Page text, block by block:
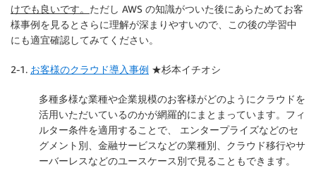
けでも良いです。 ただし AWS の知識がついた後にあらためてお客
様事例を見るとさらに理解が深まりやすいので、この後の学習中
にも適宜確認してみてください。
2-1. お客様のクラウド導入事例 ★杉本イチオシ
多種多様な業種や企業規模のお客様がどのようにクラウドを
活用いただいているのかが網羅的にまとまっています。フィ
ルター条件を適用することで、 エンタープライズなどのセ
グメント別、金融サービスなどの業種別、クラウド移行やサ
ーバーレスなどのユースケース別で見ることもできます。